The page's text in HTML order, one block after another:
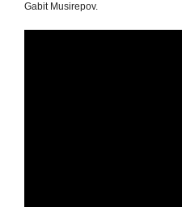
Gabit Musirepov.